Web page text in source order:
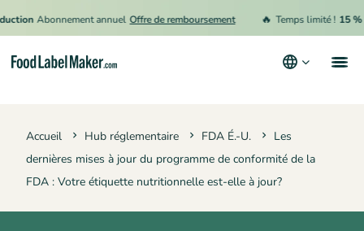
Abonnement annuel Offre de remboursement 🔥 Temps limité ! 15 % de
Accueil Hub réglementaire FDA É.-U.
Les
dernières mises à jour du programme de conformité de la
FDA : Votre étiquette nutritionnelle est-elle à jour?
Tarification
Engager un expert